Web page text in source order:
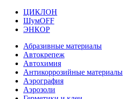
ЦИКЛОН
ШумOFF
ЭНКОР
Абразивные материалы
Автокрепеж
Автохимия
Антикоррозийные материалы
Аэрография
Аэрозоли